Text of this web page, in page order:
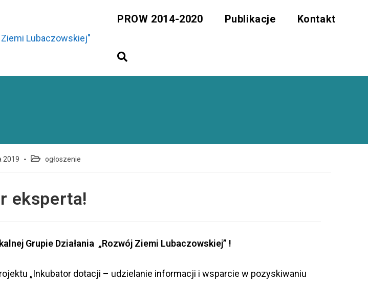
PROW 2014-2020 Publikacje Kontakt
2019
Post ogłoszenie
eksperta!
Grupie Działania „Rozwój Ziemi Lubaczowskiej” !
„Inkubator dotacji – udzielanie informacji i wsparcie w pozyskiwaniu